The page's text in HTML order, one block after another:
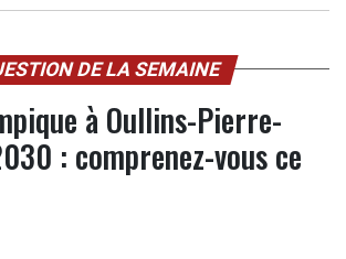
DE LA SEMAINE
à Oullins-Pierre-
: comprenez-vous ce